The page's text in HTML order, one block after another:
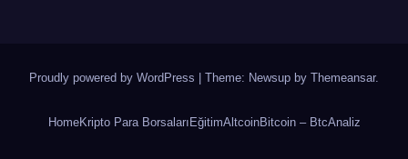
Proudly powered by WordPress Theme: Newsup by Themeansar.
HomeKripto Para BorsalarıEğitimAltcoinBitcoin – BtcAnaliz